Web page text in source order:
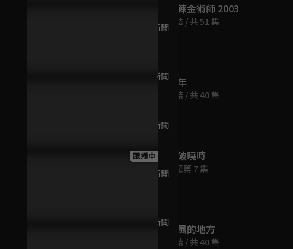
0609 南投新聞
0610 南投新聞
0611 南投新聞
0612 南投新聞
0613 南投新聞
鋼之鍊金術師 2003
已完結 / 共 51 集
度華年
已完結 / 共 40 集
跟播中 黎明破曉時
跟播至第 7 集
去有風的地方
已完結 / 共 40 集